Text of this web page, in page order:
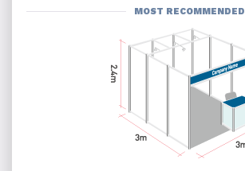
MOST RECOMMENDED